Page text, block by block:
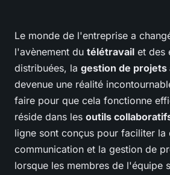
Le monde de l'entreprise a
l'avènement du télétravail et des
distribuées, la gestion de projets
devenue une réalité
faire pour que cela fonctionne
réside dans les outils
ligne sont conçus pour faciliter la
communication et la gestion de
lorsque les membres de l'équipe